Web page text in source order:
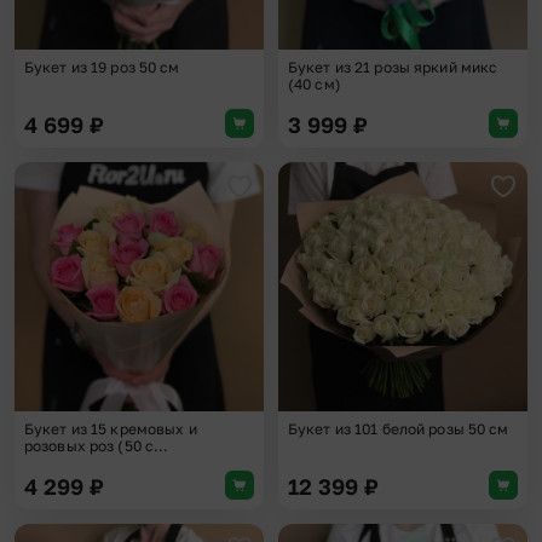
Букет из 19 роз 50 см
4 699 ₽
Букет из 21 розы яркий микс
(40 см)
3 999 ₽
Добавить в избранное
Букет из 15 кремовых и
розовых роз (50 с...
4 299 ₽
Букет из 101 белой розы 50 см
12 399 ₽